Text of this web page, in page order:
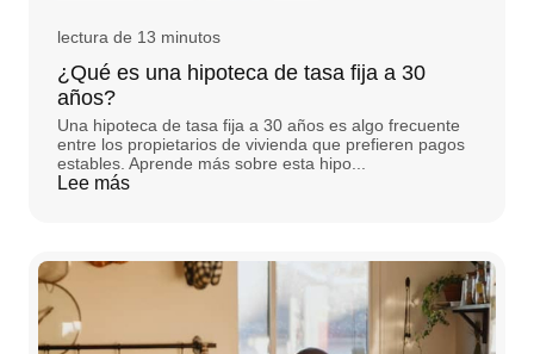
lectura de 13 minutos
¿Qué es una hipoteca de tasa fija a 30
años?
Una hipoteca de tasa fija a 30 años es algo frecuente
entre los propietarios de vivienda que prefieren pagos
estables. Aprende más sobre esta hipo...
Lee más